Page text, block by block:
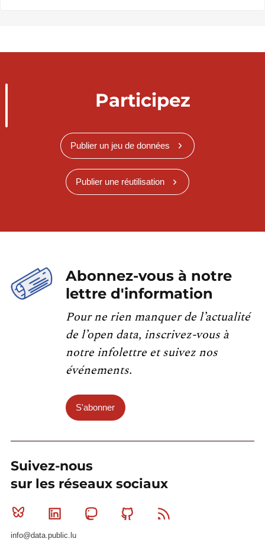
Participez
Publier un jeu de données
Publier une réutilisation
Abonnez-vous à notre
lettre d'information
Pour ne rien manquer de l’actualité
de l’open data, inscrivez-vous à
notre infolettre et suivez nos
événements.
S'abonner
Suivez-nous
sur les réseaux sociaux
Bluesky Linkedin MastodonGithub
info@data.public.lu